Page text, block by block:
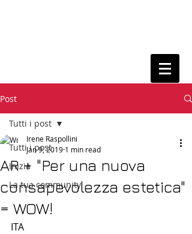
Post
Tutti i post
Inizia
La tua community
Tutti i post
AR + "Per una nuova
consapevolezza estetica"
= WOW!
Irene Raspollini
Jan 9, 2019 1 min read
ITA